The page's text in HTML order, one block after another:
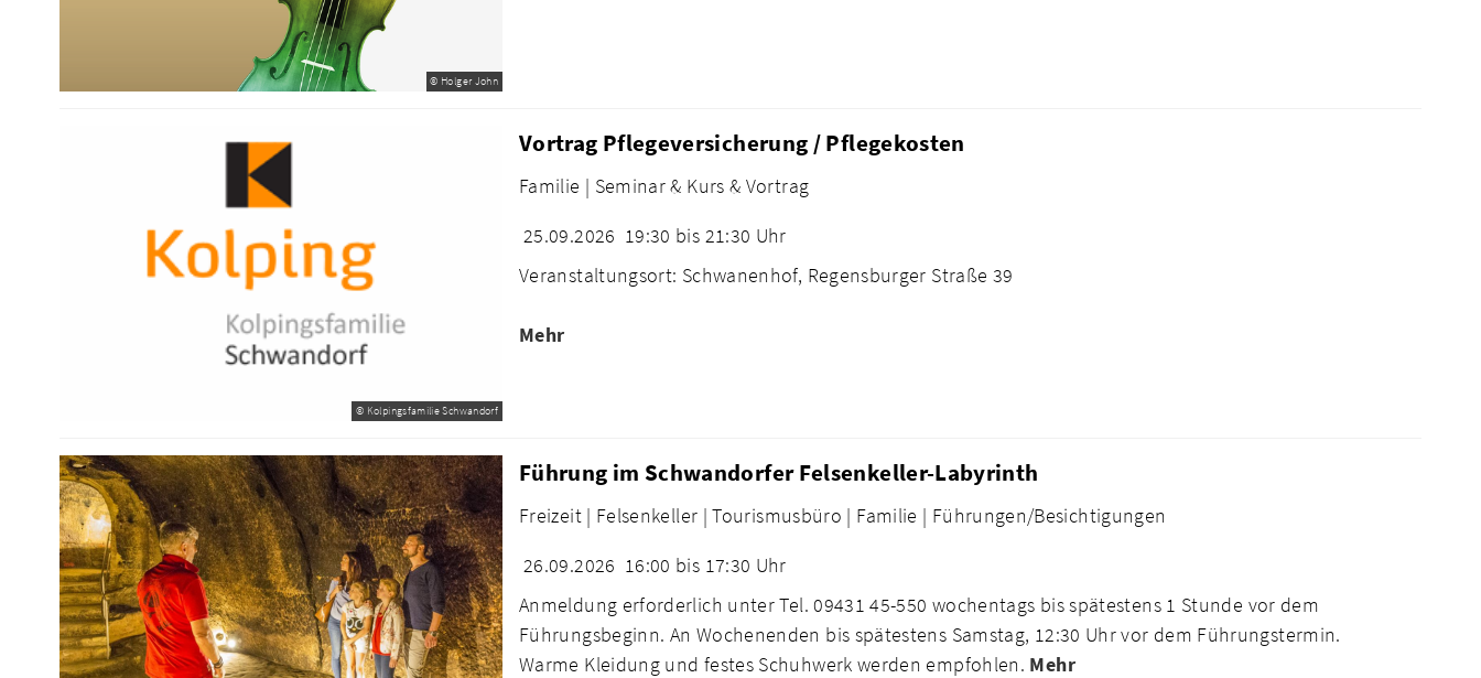
© Holger John
© Kolpingsfamilie Schwandorf
Vortrag Pflegeversicherung / Pflegekosten
Familie | Seminar & Kurs & Vortrag
25.09.2026 19:30 bis 21:30 Uhr
Veranstaltungsort: Schwanenhof, Regensburger Straße 39
Mehr
Führung im Schwandorfer Felsenkeller-Labyrinth
Freizeit | Felsenkeller | Tourismusbüro | Familie | Führungen/Besichtigungen
26.09.2026 16:00 bis 17:30 Uhr
Anmeldung erforderlich unter Tel. 09431 45-550 wochentags bis spätestens 1 Stunde vor dem
Führungsbeginn. An Wochenenden bis spätestens Samstag, 12:30 Uhr vor dem Führungstermin.
Warme Kleidung und festes Schuhwerk werden empfohlen. Mehr